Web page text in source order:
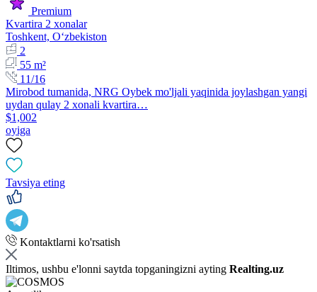
Premium
Kvartira 2 xonalar
Toshkent, Oʻzbekiston
2
55 m²
11/16
Mirobod tumanida, NRG Oybek mo'ljali yaqinida joylashgan yangi
uydan qulay 2 xonali kvartira…
$1,002
oyiga
Tavsiya eting
Kontaktlarni ko'rsatish
Iltimos, ushbu e'lonni saytda topganingizni ayting Realting.uz